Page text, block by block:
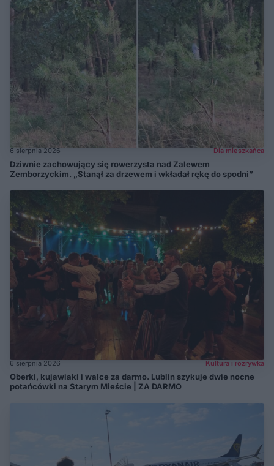
6 sierpnia 2026 Dla mieszkańca
Dziwnie zachowujący się rowerzysta nad Zalewem
Zemborzyckim. „Stanął za drzewem i wkładał rękę do spodni”
6 sierpnia 2026 Kultura i rozrywka
Oberki, kujawiaki i walce za darmo. Lublin szykuje dwie nocne
potańcówki na Starym Mieście | ZA DARMO